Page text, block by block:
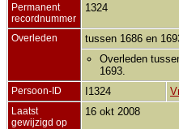
Permanent
recordnummer
1324
Overleden
tussen 1686 en
Overleden
1693.
Persoon-ID I1324
Laatst
gewijzigd op
16 okt 2008